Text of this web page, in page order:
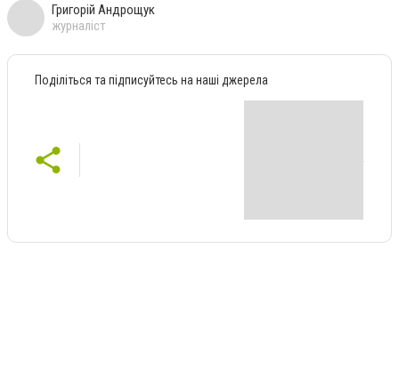
Григорій Андрощук
журналіст
Поділіться та підписуйтесь на наші джерела